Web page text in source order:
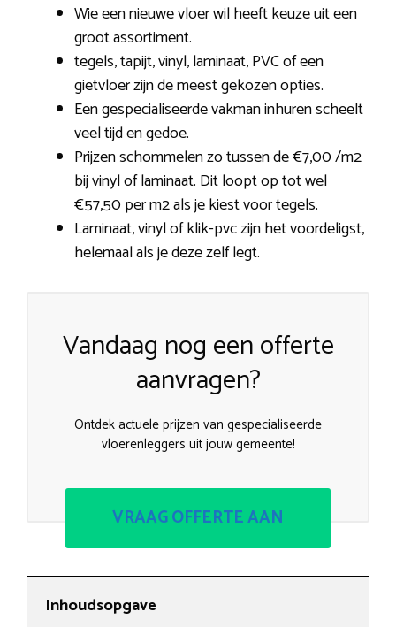
Wie een nieuwe vloer wil heeft keuze uit een
groot assortiment.
tegels, tapijt, vinyl, laminaat, PVC of een
gietvloer zijn de meest gekozen opties.
Een gespecialiseerde vakman inhuren scheelt
veel tijd en gedoe.
Prijzen schommelen zo tussen de €7,00 /m2
bij vinyl of laminaat. Dit loopt op tot wel
€57,50 per m2 als je kiest voor tegels.
Laminaat, vinyl of klik-pvc zijn het voordeligst,
helemaal als je deze zelf legt.
Vandaag nog een offerte
aanvragen?
Ontdek actuele prijzen van gespecialiseerde
vloerenleggers uit jouw gemeente!
VRAAG OFFERTE AAN
Inhoudsopgave